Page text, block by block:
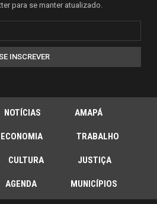
para se manter atualizado.
INSCREVER
NOTÍCIAS AMAPÁ
ECONOMIA TRABALHO
CULTURA JUSTIÇA
AGENDA MUNICÍPIOS